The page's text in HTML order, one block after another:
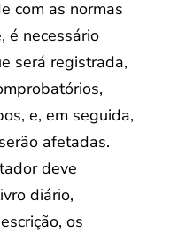
com as normas
é necessário
será registrada,
e, em seguida,
afetadas.
deve
diário,
os